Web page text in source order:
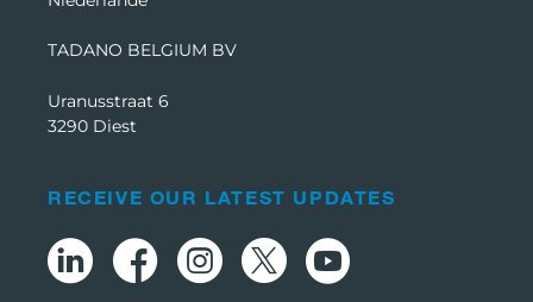
TADANO BELGIUM BV
Uranusstraat 6
3290 Diest
RECEIVE OUR LATEST UPDATES